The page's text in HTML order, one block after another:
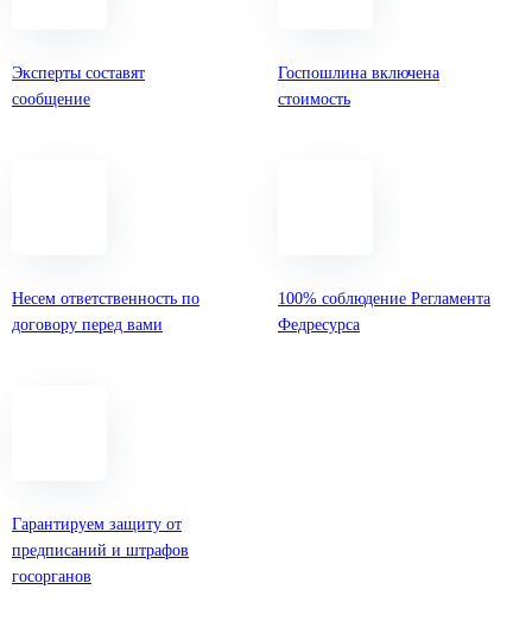
Эксперты составят
сообщение
Госпошлина включена
стоимость
Несем ответственность по
договору перед вами
100% соблюдение Регламента
Федресурса
Гарантируем защиту от
предписаний и штрафов
госорганов